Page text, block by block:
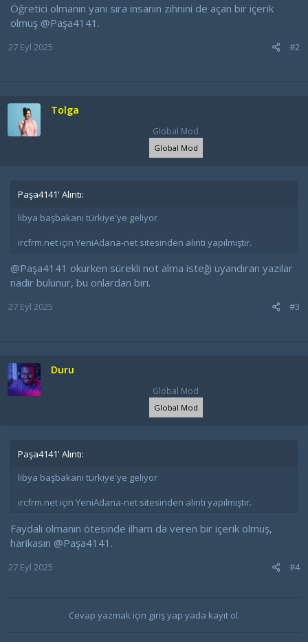
Öğretici olmanın yanı sıra insanın zihnini de açan bir içerik
olmuş @Paşa4141 .
#2
27 Eyl 2025
Tolga
Global Mod
Global Mod
Paşa4141' Alıntı:
libya başbakanı türkiye'ye geliyor
ircfrm.net için YeniAdana-net sitesinden alıntı yapılmıştır.
@Paşa4141 okurken sürekli not alma isteği uyandıran yazılar
nadir bulunur, bu onlardan biri.
#3
27 Eyl 2025
Duru
Global Mod
Global Mod
Paşa4141' Alıntı:
libya başbakanı türkiye'ye geliyor
ircfrm.net için YeniAdana-net sitesinden alıntı yapılmıştır.
Faydalı olmanın ötesinde ilham da veren bir içerik olmuş,
harikasın @Paşa4141 .
#4
27 Eyl 2025
Cevap yazmak için giriş yap yada kayıt ol.